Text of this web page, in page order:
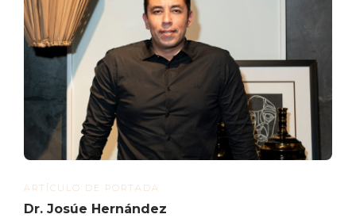
ARTÍCULO DE PORTADA
Dr. Josúe Hernández